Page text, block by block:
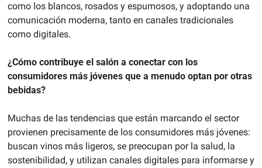
como los blancos, rosados y espumosos, y adoptando una
comunicación moderna, tanto en canales tradicionales
como digitales.
¿Cómo contribuye el salón a conectar con los
consumidores más jóvenes que a menudo optan por otras
bebidas?
Muchas de las tendencias que están marcando el sector
provienen precisamente de los consumidores más jóvenes:
buscan vinos más ligeros, se preocupan por la salud, la
sostenibilidad, y utilizan canales digitales para informarse y